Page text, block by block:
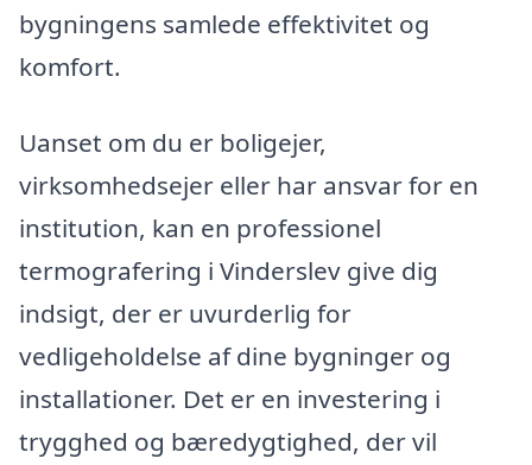
bygningens samlede effektivitet og
komfort.
Uanset om du er boligejer,
virksomhedsejer eller har ansvar for en
institution, kan en professionel
termografering i Vinderslev give dig
indsigt, der er uvurderlig for
vedligeholdelse af dine bygninger og
installationer. Det er en investering i
trygghed og bæredygtighed, der vil